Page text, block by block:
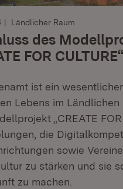
Ländlicher Raum
des
FOR CULTURE“
ist ein
Lebens im Ländlichen
„CREATE FOR
die
sowie
zu stärken und sie
zu machen.